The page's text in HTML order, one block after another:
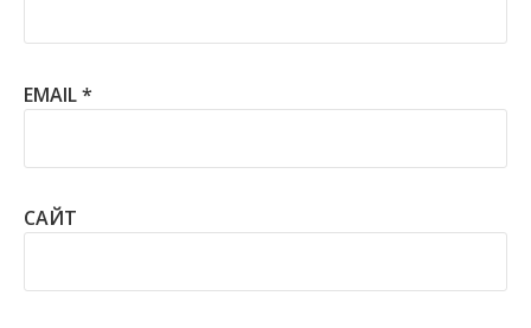
EMAIL*
САЙТ